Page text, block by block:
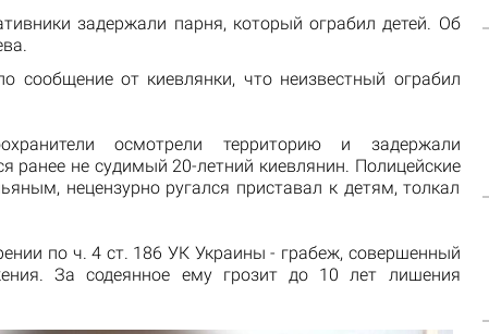
задержали парня, который ограбил детей. Об
сообщение от киевлянки, что неизвестный ограбил
осмотрели территорию и задержали
ранее не судимый 20-летний киевлянин. Полицейские
нецензурно ругался приставал к детям, толкал
по ч. 4 ст. 186 УК Украины - грабеж, совершенный
За содеянное ему грозит до 10 лет лишения